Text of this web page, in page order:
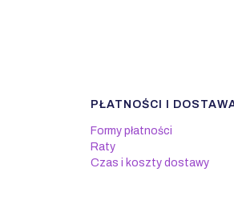
PŁATNOŚCI I
Formy płatności
Raty
Czas i koszty dostawy